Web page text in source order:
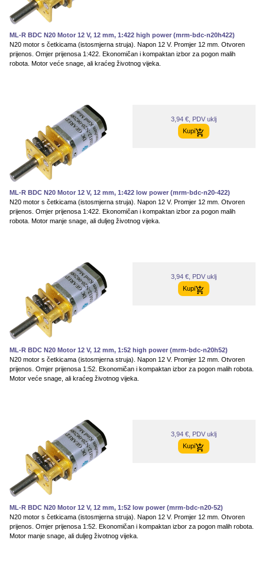
ML-R BDC N20 Motor 12 V, 12 mm, 1:422 high power (mrm-bdc-n20h422)
N20 motor s četkicama (istosmjerna struja). Napon 12 V. Promjer 12 mm. Otvoren
prijenos. Omjer prijenosa 1:422. Ekonomičan i kompaktan izbor za pogon malih
robota. Motor veće snage, ali kraćeg životnog vijeka.
3,94 €, PDV uklj
Kupi
ML-R BDC N20 Motor 12 V, 12 mm, 1:422 low power (mrm-bdc-n20-422)
N20 motor s četkicama (istosmjerna struja). Napon 12 V. Promjer 12 mm. Otvoren
prijenos. Omjer prijenosa 1:422. Ekonomičan i kompaktan izbor za pogon malih
robota. Motor manje snage, ali duljeg životnog vijeka.
3,94 €, PDV uklj
Kupi
ML-R BDC N20 Motor 12 V, 12 mm, 1:52 high power (mrm-bdc-n20h52)
N20 motor s četkicama (istosmjerna struja). Napon 12 V. Promjer 12 mm. Otvoren
prijenos. Omjer prijenosa 1:52. Ekonomičan i kompaktan izbor za pogon malih robota.
Motor veće snage, ali kraćeg životnog vijeka.
3,94 €, PDV uklj
Kupi
ML-R BDC N20 Motor 12 V, 12 mm, 1:52 low power (mrm-bdc-n20-52)
N20 motor s četkicama (istosmjerna struja). Napon 12 V. Promjer 12 mm. Otvoren
prijenos. Omjer prijenosa 1:52. Ekonomičan i kompaktan izbor za pogon malih robota.
Motor manje snage, ali duljeg životnog vijeka.